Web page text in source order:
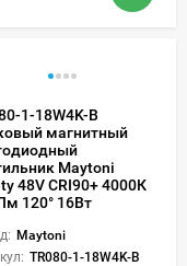
1-18W4K-B
магнитный
Maytoni
48V CRI90+ 4000К
120° 16Вт
Maytoni
TR080-1-18W4K-B